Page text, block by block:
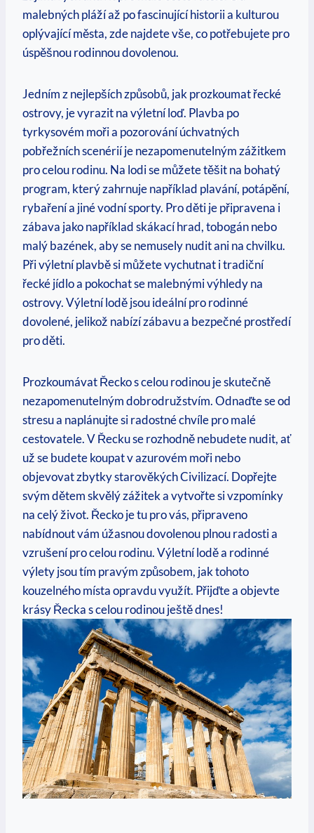
malebných ‍pláží až ​po fascinující historii a kulturou ​
oplývající města, zde najdete vše, co potřebujete pro
úspěšnou rodinnou dovolenou.
Jedním‌ z nejlepších způsobů, jak prozkoumat řecké
ostrovy, je vyrazit ‍na výletní loď. Plavba po⁤
tyrkysovém moři a pozorování‌ úchvatných
‌pobřežních scenérií je nezapomenutelným zážitkem
‍pro celou ​rodinu. Na lodi se můžete těšit⁢ na bohatý
program, který zahrnuje například plavání, potápění,
rybaření a jiné ‍vodní sporty. Pro děti ‌je​ připravena ‍i
zábava jako například skákací hrad, tobogán nebo
malý bazének, aby se nemusely nudit ani na chvilku.
Při výletní plavbě si můžete vychutnat i tradiční
řecké jídlo a pokochat ⁤se malebnými ⁤výhledy na
ostrovy. Výletní​ lodě jsou ideální pro rodinné
dovolené, jelikož ⁤nabízí⁢ zábavu a‌ bezpečné ⁤prostředí
pro děti.
Prozkoumávat ⁢Řecko s celou rodinou je skutečně
nezapomenutelným dobrodružstvím. Odnaďte se od
stresu a naplánujte si radostné chvíle pro malé
cestovatele. V Řecku se rozhodně ‌nebudete ⁢nudit, ať
už se budete​ koupat v azurovém moři ​nebo
objevovat zbytky ⁤starověkých Civilizací. Dopřejte
svým dětem skvělý ​zážitek⁤ a vytvořte si ‌vzpomínky
na celý život. Řecko je tu pro⁣ vás, připraveno ​
nabídnout vám úžasnou dovolenou plnou radosti⁢ a​
vzrušení pro celou rodinu. Výletní lodě a ⁣rodinné
výlety‍ jsou tím pravým způsobem, jak tohoto
kouzelného místa opravdu ⁢využít. Přijďte a objevte
krásy Řecka s celou⁤ rodinou ještě dnes!